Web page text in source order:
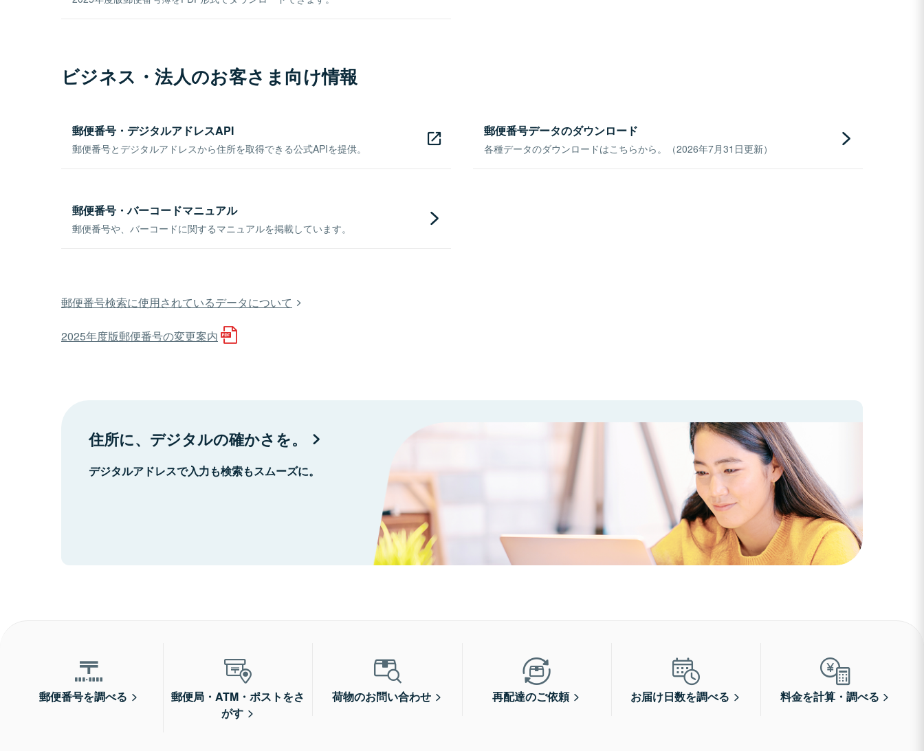
ビジネス・法人のお客さま向け情報
郵便番号・デジタルアドレスAPI
郵便番号とデジタルアドレスから住所を取得できる公式APIを提供。
郵便番号データのダウンロード
各種データのダウンロードはこちらから。（2026年7月31日更新）
郵便番号・バーコードマニュアル
郵便番号や、バーコードに関するマニュアルを掲載しています。
郵便番号検索に使用されているデータについて
2025年度版郵便番号の変更案内
住所に、デジタルの確かさを。
デジタルアドレスで入力も検索もスムーズに。
郵便番号を調べる
郵便局・ATM・ポストをさ
がす
荷物のお問い合わせ 再配達のご依頼 お届け日数を調べる 料金を計算・調べる